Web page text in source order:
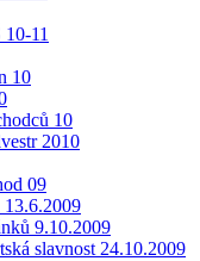
11
10
10
2010
09
9.10.2009
slavnost 24.10.2009